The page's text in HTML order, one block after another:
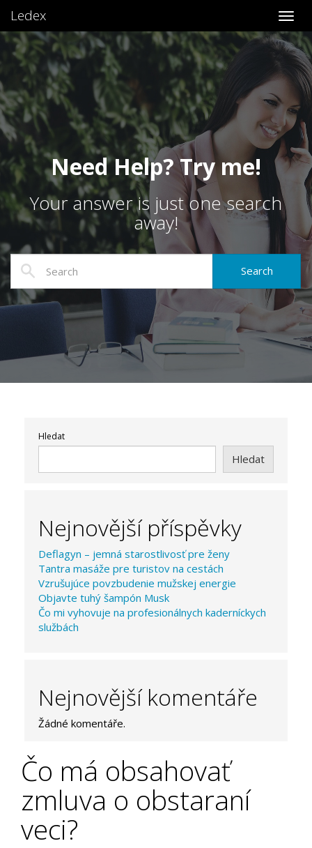
Ledex
Need Help? Try me!
Your answer is just one search
away!
Hledat
Hledat
Nejnovější příspěvky
Deflagyn – jemná starostlivosť pre ženy
Tantra masáže pre turistov na cestách
Vzrušujúce povzbudenie mužskej energie
Objavte tuhý šampón Musk
Čo mi vyhovuje na profesionálnych kaderníckych
službách
Nejnovější komentáře
Žádné komentáře.
Čo má obsahovať
zmluva o obstaraní
veci?